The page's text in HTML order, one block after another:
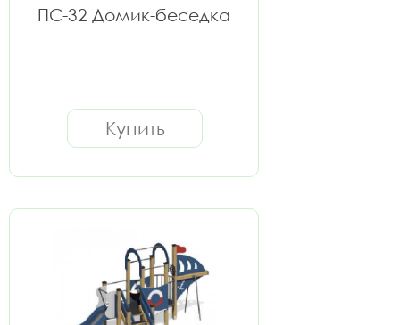
ПС-32 Домик-беседка
Купить